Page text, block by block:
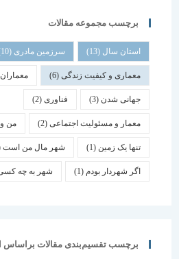
برچسب مجموعه مقالات
استان سال(13) سرزمین مادری(10)
معماری و کیفیت زندگی(6) معماران و
جهانی شدن(3) فناوری (2)
معمار و مسئولیت اجتماعی (2) من و معماری
تنها یک زمین(1) شهر مال من است(1)
اگر شهردار بودم (1) شهر به چه کسی تعلق
برچسب تقسیم‌بندی مقالات براساس استان